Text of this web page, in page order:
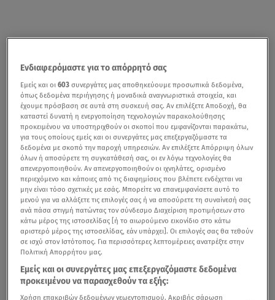
ΤοRelease Athens 2022
ποτέ! Μετά από 35 μήνες σιωπής, ένα από τα
σημαντικότερα μουσικά γεγονότα που λαμβάνουν χώρα
Ενδιαφερόμαστε για το απόρρητό σας
Εμείς και οι603 συνεργάτες μας αποθηκεύουμε προσωπικά δεδομένα,
όπως δεδομένα περιήγησης ή μοναδικά αναγνωριστικά στοιχεία, και
έχουμε πρόσβαση σε αυτά στη συσκευή σας. Αν επιλέξετε Αποδοχή, θα
καταστεί δυνατή η ενεργοποίηση τεχνολογιών παρακολούθησης
προκειμένου να υποστηριχθούν οι σκοποί που εμφανίζονται παρακάτω,
για τους οποίους εμείς και οι συνεργάτες μας επεξεργαζόμαστε τα
δεδομένα με σκοπό την παροχή υπηρεσιών. Αν επιλέξετε Απόρριψη όλων
όλων ή αποσύρετε τη συγκατάθεσή σας, οι εν λόγω τεχνολογίες θα
απενεργοποιηθούν. Αν απενεργοποιηθούν οι ιχνηλάτες, ορισμένο
περιεχόμενο και κάποιες από τις διαφημίσεις που βλέπετε ενδέχεται να
μην είναι τόσο σχετικές με εσάς. Μπορείτε να επανεμφανίσετε αυτό το
μενού για να αλλάξετε τις επιλογές σας ή να αποσύρετε τη συναίνεσή σας
ανά πάσα στιγμή πατώντας τον σύνδεσμο Διαχείριση προτιμήσεων στο
κάτω μέρος της ιστοσελίδας [ή το αιωρούμενο εικονίδιο στο κάτω
αριστερό μέρος της ιστοσελίδας, εάν υπάρχει]. Οι επιλογές σας θα τεθούν
σε ισχύ στον Ιστότοπος. Για περισσότερες λεπτομέρειες ανατρέξτε στην
Πολιτική Απορρήτου μας.
Εμείς και οι συνεργάτες μας επεξεργαζόμαστε δεδομένα
προκειμένου να παρασχεθούν τα εξής:
Χρήση επακριβών δεδομένων γεωεντοπισμού. Ακριβής σάρωση